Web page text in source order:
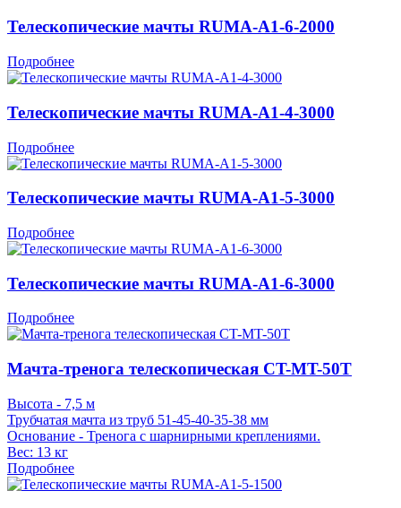
Телескопические мачты RUMA-A1-6-2000
Подробнее
Телескопические мачты RUMA-A1-4-3000
Подробнее
Телескопические мачты RUMA-A1-5-3000
Подробнее
Телескопические мачты RUMA-A1-6-3000
Подробнее
Мачта-тренога телескопическая CT-MT-50T
Высота - 7,5 м
Трубчатая мачта из труб 51-45-40-35-38 мм
Основание - Тренога с шарнирными креплениями.
Вес: 13 кг
Подробнее